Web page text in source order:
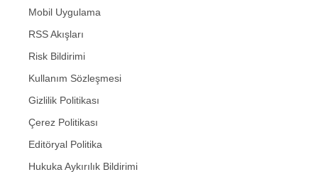
Mobil Uygulama
RSS Akışları
Risk Bildirimi
Kullanım Sözleşmesi
Gizlilik Politikası
Çerez Politikası
Editöryal Politika
Hukuka Aykırılık Bildirimi